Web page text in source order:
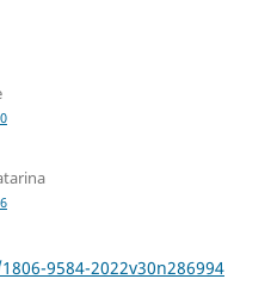
9584-2022v30n286994